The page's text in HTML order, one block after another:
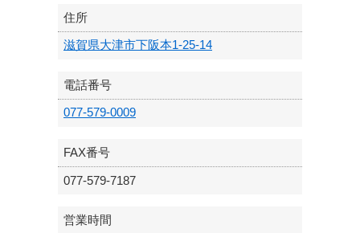
住所
滋賀県大津市下阪本1-25-14
電話番号
077-579-0009
FAX番号
077-579-7187
営業時間